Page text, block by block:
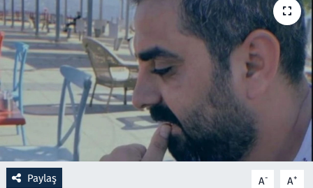
Paylaş A- A+
Ramazan
Resmi İlanlar
Rüya Tabirleri
Sağlık
Savunma Sanayi